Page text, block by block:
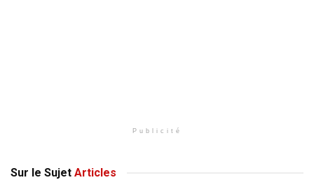
Publicité
Sur le Sujet Articles